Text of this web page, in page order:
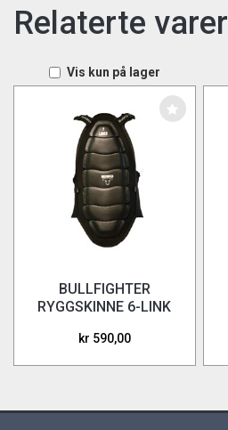
Relaterte varer
Vis kun på lager
BULLFIGHTER
RYGGSKINNE 6-LINK
kr 590,00